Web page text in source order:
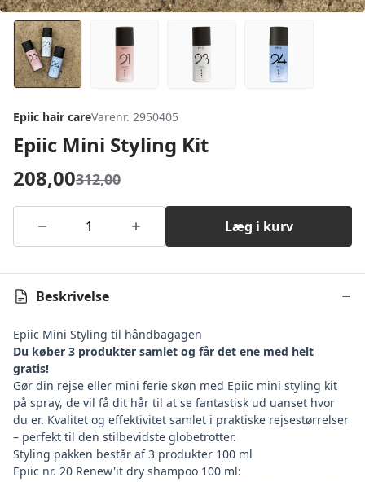
Epiic hair careVarenr. 2950405
Epiic Mini Styling Kit
208,00312,00
Læg i kurv
Beskrivelse
Epiic Mini Styling til håndbagagen
Du køber 3 produkter samlet og får det ene med helt
gratis!
Gør din rejse eller mini ferie skøn med Epiic mini styling kit
på spray, de vil få dit hår til at se fantastisk ud uanset hvor
du er. Kvalitet og effektivitet samlet i praktiske rejsestørrelser
– perfekt til den stilbevidste globetrotter.
Styling pakken består af 3 produkter 100 ml
Epiic nr. 20 Renew'it dry shampoo 100 ml: